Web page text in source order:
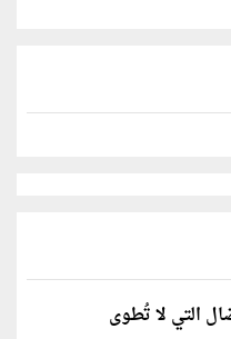
التي لا تُطوى